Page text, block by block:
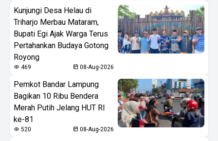
Kunjungi Desa Helau di
Triharjo Merbau Mataram,
Bupati Egi Ajak Warga Terus
Pertahankan Budaya Gotong
Royong
469 08-Aug-2026
Pemkot Bandar Lampung
Bagikan 10 Ribu Bendera
Merah Putih Jelang HUT RI
ke-81
520 08-Aug-2026